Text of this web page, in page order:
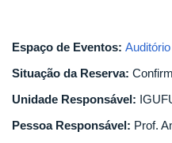
Espaço de Eventos:
Situação da Reserva:
Unidade Responsável:
Pessoa Responsável: Prof.